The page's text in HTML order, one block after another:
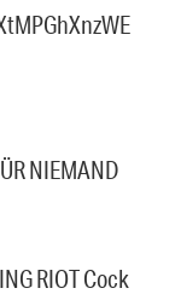
NIEMAND
RIOT Cock